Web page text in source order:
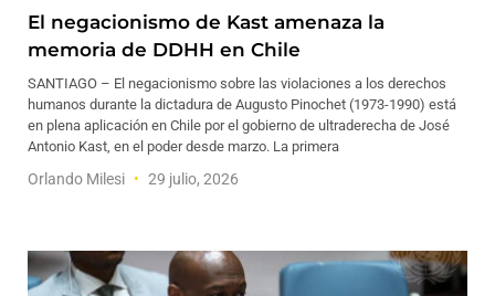
El negacionismo de Kast amenaza la
memoria de DDHH en Chile
SANTIAGO – El negacionismo sobre las violaciones a los derechos
humanos durante la dictadura de Augusto Pinochet (1973-1990) está
en plena aplicación en Chile por el gobierno de ultraderecha de José
Antonio Kast, en el poder desde marzo. La primera
Orlando Milesi 29 julio, 2026